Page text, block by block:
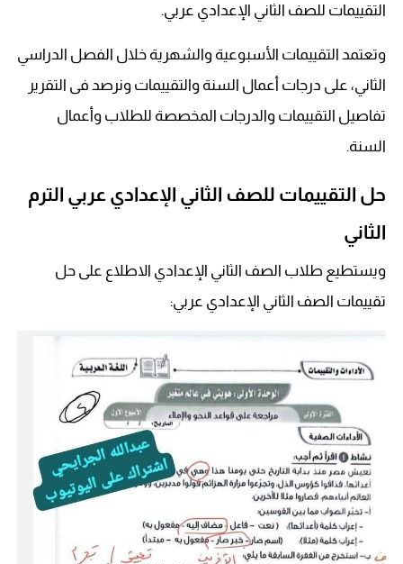
التقييمات للصف الثاني الإعدادي عربي.
وتعتمد التقييمات الأسبوعية والشهرية خلال الفصل الدراسي
الثاني، على درجات أعمال السنة والتقييمات ونرصد فى التقرير
تفاصيل التقييمات والدرجات المخصصة للطلاب وأعمال
السنة.
حل التقييمات للصف الثاني الإعدادي عربي الترم
الثاني
ويستطيع طلاب الصف الثاني الإعدادي الاطلاع على حل
تقييمات الصف الثاني الإعدادي عربي: